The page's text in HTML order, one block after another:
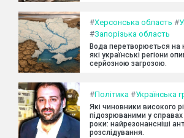
#Херсонська область #
#Запорізька область
Вода перетворюється на
які українські регіони
серйозною загрозою.
#Політика #Українська
Які чиновники високого
підозрюваними у
роки: найрезонансніші
розслідування.